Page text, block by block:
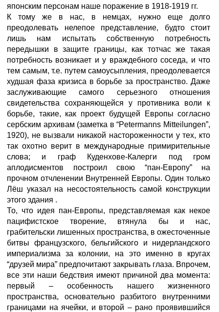
японским персонам наше поражение в 1918-1919 гг.
К тому же в нас, в немцах, нужно еще долго
преодолевать нелепое представление, будто стоит
лишь нам испытать собственную потребность
передышки в защите границы, как тотчас же такая
потребность возникает и у враждебного соседа, и что
тем самым, т.е. путем самоусыпления, преодолевается
худшая фаза кризиса в борьбе за пространство. Даже
заслуживающие самого серьезного отношения
свидетельства сохраняющейся у противника воли к
борьбе, такие, как проект будущей Европы согласно
сербским архивам (заметка в “Petermanns Mitteilungen”,
1920), не вызвали никакой настороженности у тех, кто
так охотно верит в международные примирительные
слова; и граф Куденхове-Калерги под гром
аплодисментов построил свою “пан-Европу” на
прочном отчленении Внутренней Европы. Один только
Лёш указал на несостоятельность самой конструкции
этого здания .
То, что идея пан-Европы, представляемая как некое
пацифистское творение, втянула бы и нас,
грабительски лишенных пространства, в ожесточенные
битвы французского, бельгийского и нидерландского
империализма за колонии, на это именно в кругах
“друзей мира” предпочитают закрывать глаза. Впрочем,
все эти наши бедствия имеют причиной два момента:
первый – особенность нашего жизненного
пространства, основательно разбитого внутренними
границами на ячейки, и второй – рано проявившийся